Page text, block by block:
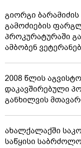
გიორგი
გამოძიების
პროკურატურაში
ამბობენ
2008 წლის
დაკავშირებული
განხილვის
ახალქალაქში
საწყისი